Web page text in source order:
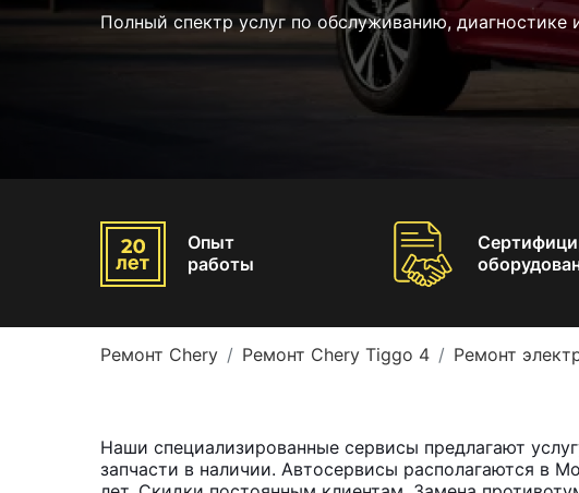
Полный спектр услуг по обслуживанию, диагностике
Опыт
работы
Ремонт Chery Ремонт Chery Tiggo 4 Ремонт
Наши специализированные сервисы предлагают
запчасти в наличии. Автосервисы располагаются в